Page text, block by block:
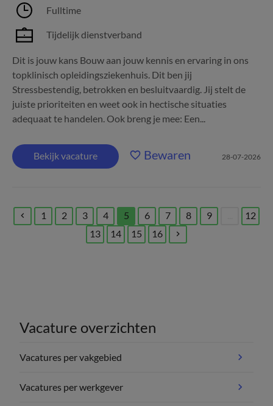
Fulltime
Tijdelijk dienstverband
Dit is jouw kans Bouw aan jouw kennis en ervaring in ons
topklinisch opleidingsziekenhuis. Dit ben jij
Stressbestendig, betrokken en besluitvaardig. Jij stelt de
juiste prioriteiten en weet ook in hectische situaties
adequaat te handelen. Ook breng je mee: Een...
Bekijk vacature Bewaren 28-07-2026
1 2 3 4
5
(current)
6 7 8 9
12
13
14 15 16
Vacature overzichten
Vacatures per vakgebied
Vacatures per werkgever